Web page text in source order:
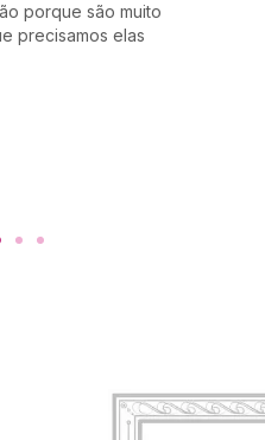
que quer
pacientes e
do curso abrindo meu